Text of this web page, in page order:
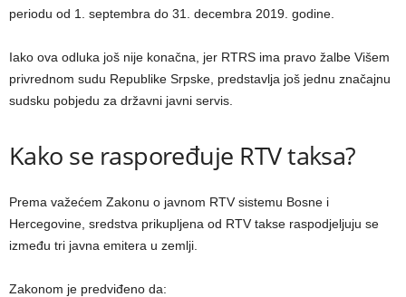
periodu od 1. septembra do 31. decembra 2019. godine.
Iako ova odluka još nije konačna, jer RTRS ima pravo žalbe Višem
privrednom sudu Republike Srpske, predstavlja još jednu značajnu
sudsku pobjedu za državni javni servis.
Kako se raspoređuje RTV taksa?
Prema važećem Zakonu o javnom RTV sistemu Bosne i
Hercegovine, sredstva prikupljena od RTV takse raspodjeljuju se
između tri javna emitera u zemlji.
Zakonom je predviđeno da: